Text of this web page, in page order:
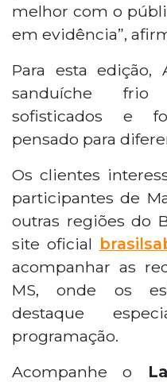
melhor com o
em evidência”,
Para esta
sanduíche frio
sofisticados e
pensado para
Os clientes
participantes de
outras regiões do
site oficial
acompanhar as
MS, onde os
destaque
programação.
Acompanhe o